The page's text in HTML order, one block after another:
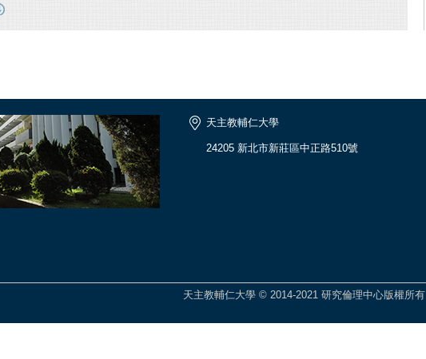
天主教輔仁大學
24205 新北市新莊區中正路510號
天主教輔仁大學 © 2014-2021 研究倫理中心版權所有